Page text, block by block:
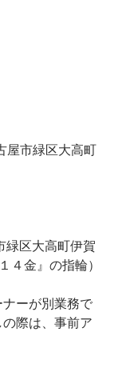
市緑区大高町
区大高町伊賀
４金』の指輪）
ーが別業務で
際は、事前ア